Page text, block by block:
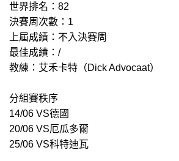
世界排名：82
決賽周次數：1
上屆成績：不入決賽周
最佳成績：/
教練：艾禾卡特（Dick Advocaat）
分組賽秩序
14/06 VS德國
20/06 VS厄瓜多爾
25/06 VS科特迪瓦